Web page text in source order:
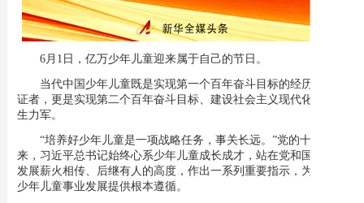
6月1日，亿万少年儿童迎来属于自己的节日。
当代中国少年儿童既是实现第一个百年奋斗目标的经历者、见
证者，更是实现第二个百年奋斗目标、建设社会主义现代化强国的
生力军。
“培养好少年儿童是一项战略任务，事关长远。”党的十八大以
来，习近平总书记始终心系少年儿童成长成才，站在党和国家事业
发展薪火相传、后继有人的高度，作出一系列重要指示，为新时代
少年儿童事业发展提供根本遵循。